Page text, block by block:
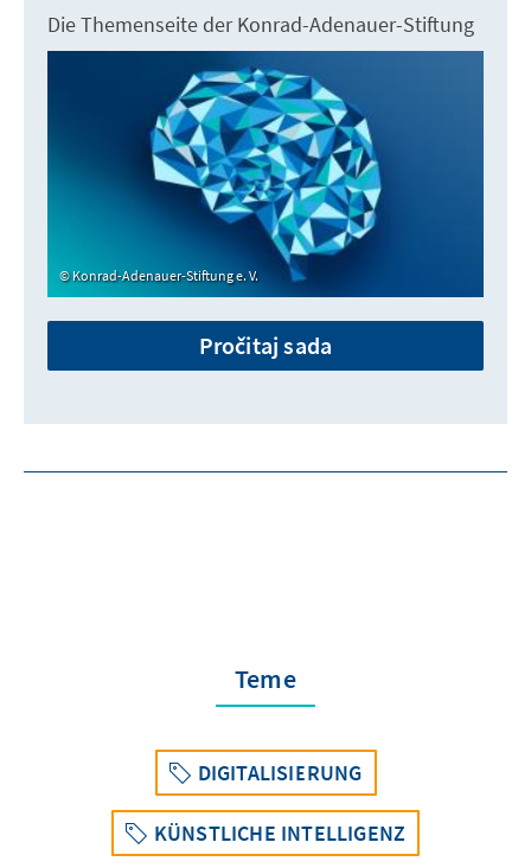
Die Themenseite der Konrad-Adenauer-Stiftung
Konrad-Adenauer-Stiftung e. V.
Pročitaj sada
Teme
DIGITALISIERUNG
KÜNSTLICHE INTELLIGENZ